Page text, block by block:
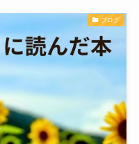
ブログ